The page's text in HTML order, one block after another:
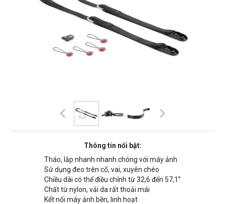
Thông tin nổi bật:
Tháo, lắp nhanh nhanh chóng với máy ảnh
Sử dụng đeo trên cổ, vai, xuyên chéo
Chiều dài có thể điều chỉnh từ 32,6 đến 57,1”
Chất từ nylon, vải da rất thoải mái
Kết nối máy ảnh bền, linh hoạt